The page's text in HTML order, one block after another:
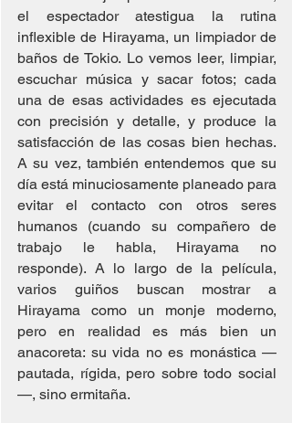
el espectador atestigua la rutina
inflexible de Hirayama, un limpiador de
baños de Tokio. Lo vemos leer, limpiar,
escuchar música y sacar fotos; cada
una de esas actividades es ejecutada
con precisión y detalle, y produce la
satisfacción de las cosas bien hechas.
A su vez, también entendemos que su
día está minuciosamente planeado para
evitar el contacto con otros seres
humanos (cuando su compañero de
trabajo le habla, Hirayama no
responde). A lo largo de la película,
varios guiños buscan mostrar a
Hirayama como un monje moderno,
pero en realidad es más bien un
anacoreta: su vida no es monástica —
pautada, rígida, pero sobre todo social
—, sino ermitaña.